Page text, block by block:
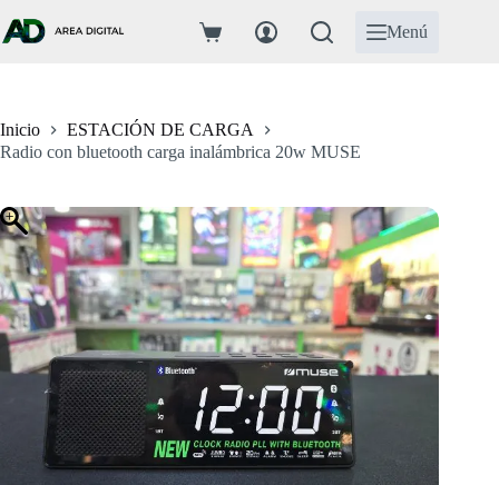
al
contenido
Carro
Menú
Inicio
ESTACIÓN DE CARGA
Radio con bluetooth carga inalámbrica 20w MUSE